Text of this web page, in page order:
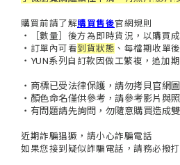
購買前請了解購買售後官網規則
・［ 數量］後方為即時貨況，以購買
・ 訂單內可看到貨狀態 、每檔期收單
・YUN系列 自訂款因做工繁複，追加
・商標已受法律保護，請勿拷貝官網
・顏色命名僅供參考，請參考影片與
・有問題請先詢問，勿隨意購買造成
近期詐騙猖獗，請小心詐騙電話
如果您接到疑似詐騙電話，請務必撥打